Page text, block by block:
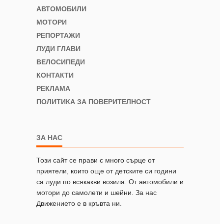
АВТОМОБИЛИ
МОТОРИ
РЕПОРТАЖИ
ЛУДИ ГЛАВИ
ВЕЛОСИПЕДИ
КОНТАКТИ
РЕКЛАМА
ПОЛИТИКА ЗА ПОВЕРИТЕЛНОСТ
ЗА НАС
Този сайт се прави с много сърце от
приятели, които още от детските си години
са луди по всякакви возила. От автомобили и
мотори до самолети и шейни. За нас
Движението е в кръвта ни.